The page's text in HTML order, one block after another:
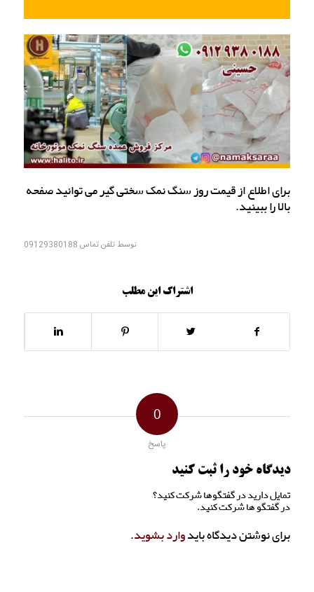
برای اطلاع از قیمت روز سنگ نمک سختی گیر می توانید صفحه
بالا را ببینید.
توسطتلفن تماس 09129380188
اشتراک این مطلب
0
پاسخ
دیدگاه خود را ثبت کنید
تمایل دارید در گفتگوها شرکت کنید؟
در گفتگو ها شرکت کنید.
برای نوشتن دیدگاه بایدوارد بشوید.